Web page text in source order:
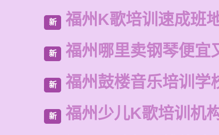
新 福州K歌培训速成班
新 福州哪里卖钢琴便宜
新 福州鼓楼音乐培训学
新 福州少儿K歌培训机